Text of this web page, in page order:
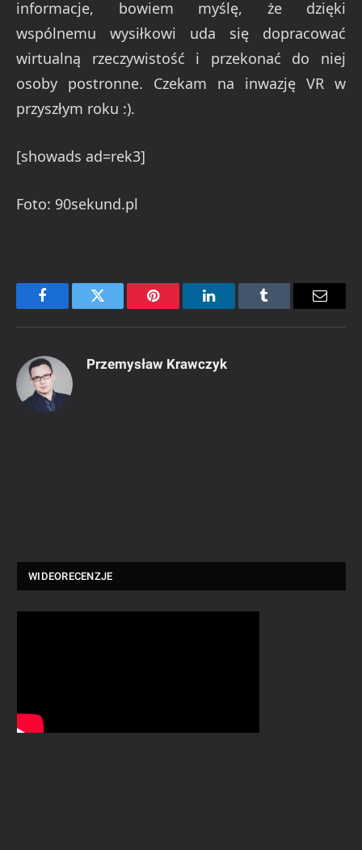
informacje, bowiem myślę, że dzięki
wspólnemu wysiłkowi uda się dopracować
wirtualną rzeczywistość i przekonać do niej
osoby postronne. Czekam na inwazję VR w
przyszłym roku :).
[showads ad=rek3]
Foto: 90sekund.pl
FacebookTwitter Pinterest LinkedInTumblr Email
Przemysław Krawczyk
WIDEORECENZJE